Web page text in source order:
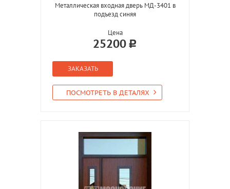
Металлическая входная дверь МД-3401 в
подъезд синяя
Цена
25200
ЗАКАЗАТЬ
ПОСМОТРЕТЬ В ДЕТАЛЯХ